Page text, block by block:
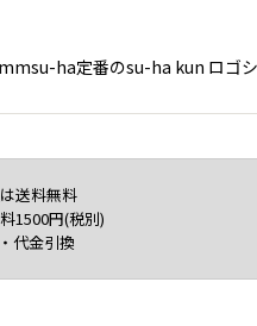
ha定番のsu-ha kun ロゴ
送料無料
1500円(税別)
代金引換